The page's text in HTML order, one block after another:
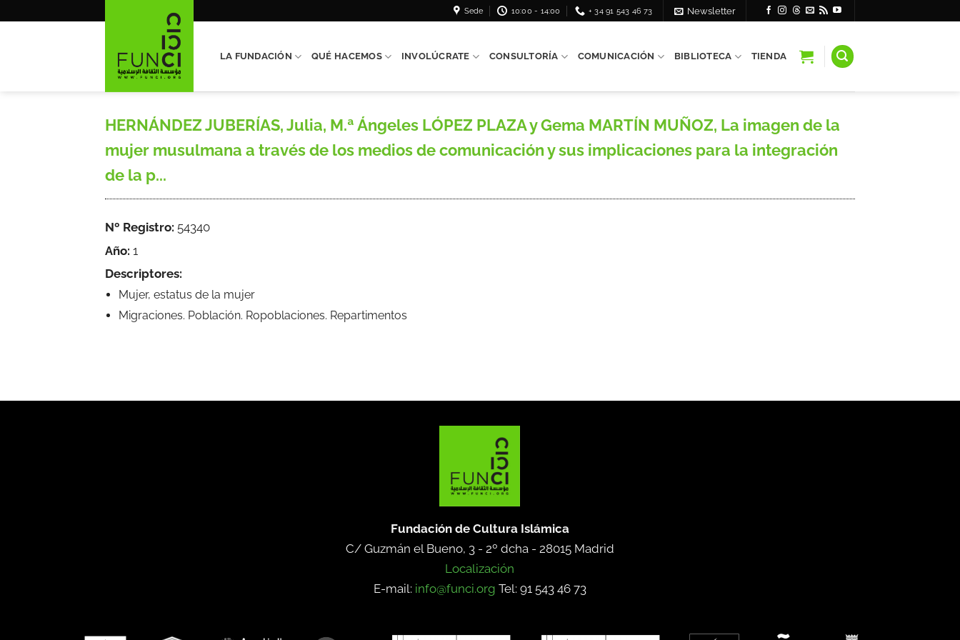
Sede 10:00 - 14:00 + 34 91 543 46 73 Newsletter
LA FUNDACIÓN QUÉ HACEMOS INVOLÚCRATE CONSULTORÍA COMUNICACIÓN BIBLIOTECA TIENDA
HERNÁNDEZ JUBERÍAS, Julia, M.ª Ángeles LÓPEZ PLAZA y Gema MARTÍN MUÑOZ, La imagen de la
mujer musulmana a través de los medios de comunicación y sus implicaciones para la integración
de la p...
Nº Registro: 54340
Año: 1
Descriptores:
Mujer, estatus de la mujer
Migraciones. Población. Ropoblaciones. Repartimentos
Fundación de Cultura Islámica
C/ Guzmán el Bueno, 3 - 2º dcha - 28015 Madrid
Localización
E-mail: info@funci.org Tel: 91 543 46 73